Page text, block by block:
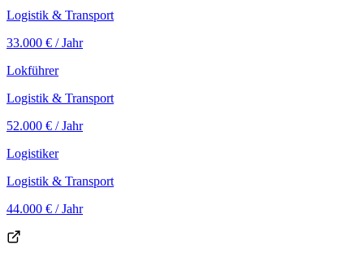
Logistik & Transport
33.000 € / Jahr
Lokführer
Logistik & Transport
52.000 € / Jahr
Logistiker
Logistik & Transport
44.000 € / Jahr